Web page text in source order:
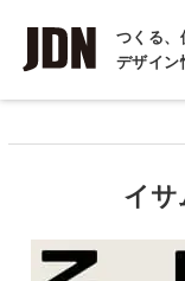
つくる、
デザイン
インタビュー
コラム
イサ